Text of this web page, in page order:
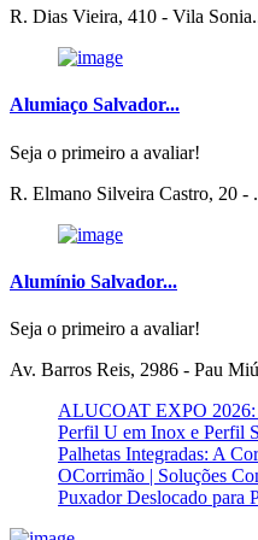
R. Dias Vieira, 410 - Vila
Alumiaço Salvador...
Seja o primeiro a avaliar!
R. Elmano Silveira Castro, 20 -
Alumínio Salvador...
Seja o primeiro a avaliar!
Av. Barros Reis, 2986 - Pau
ALUCOAT EXPO 2026:
Perfil U em Inox e Perfil
Palhetas Integradas: A
OCorrimão | Soluções
Puxador Deslocado para